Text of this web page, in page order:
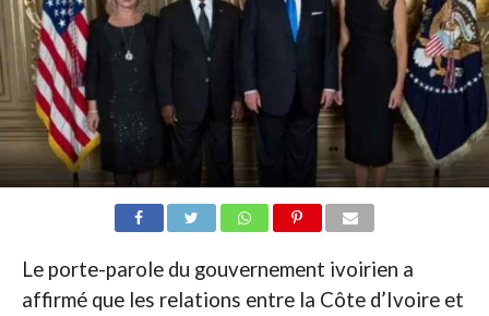
Le porte-parole du gouvernement ivoirien a
affirmé que les relations entre la Côte d’Ivoire et